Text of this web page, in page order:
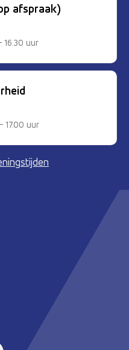
afspraak)
16.30 uur
17.00 uur